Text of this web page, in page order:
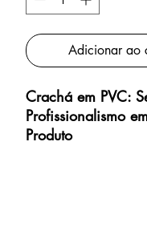
Adicionar ao
Crachá em PVC:
Profissionalismo
Produto
um simples
uma extensão da